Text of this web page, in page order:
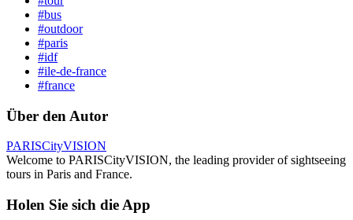
#bus
#outdoor
#paris
#idf
#ile-de-france
#france
Über den Autor
PARISCityVISION
Welcome to PARISCityVISION, the leading provider of sightseeing
tours in Paris and France.
Holen Sie sich die App